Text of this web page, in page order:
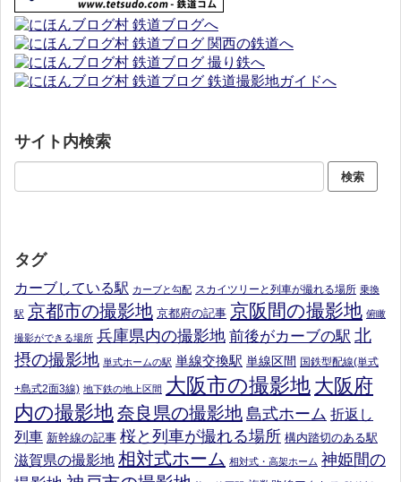
サイト内検索
タグ
カーブしている駅 カーブと勾配 スカイツリーと列車が撮れる場所 乗換
駅 京都市の撮影地 京都府の記事 京阪間の撮影地 俯瞰
撮影ができる場所 兵庫県内の撮影地 前後がカーブの駅 北
摂の撮影地 単式ホームの駅 単線交換駅 単線区間 国鉄型配線(単式
+島式2面3線) 地下鉄の地上区間 大阪市の撮影地 大阪府
内の撮影地奈良県の撮影地 島式ホーム 折返し
列車 新幹線の記事 桜と列車が撮れる場所 構内踏切のある駅
滋賀県の撮影地 相対式ホーム 相対式・高架ホーム 神姫間の